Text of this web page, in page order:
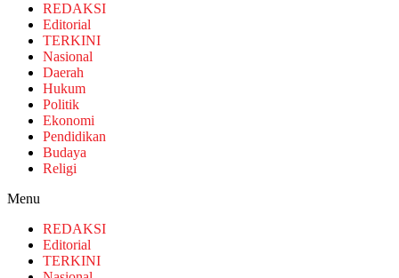
REDAKSI
Editorial
TERKINI
Nasional
Daerah
Hukum
Politik
Ekonomi
Pendidikan
Budaya
Religi
Menu
REDAKSI
Editorial
TERKINI